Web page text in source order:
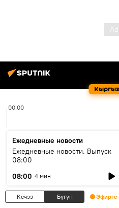
00:00
Ежедневные новости
Ежедневные новости. Выпуск
08:00
08:00 4 мин
Кечээ Бүгүн Эфирге